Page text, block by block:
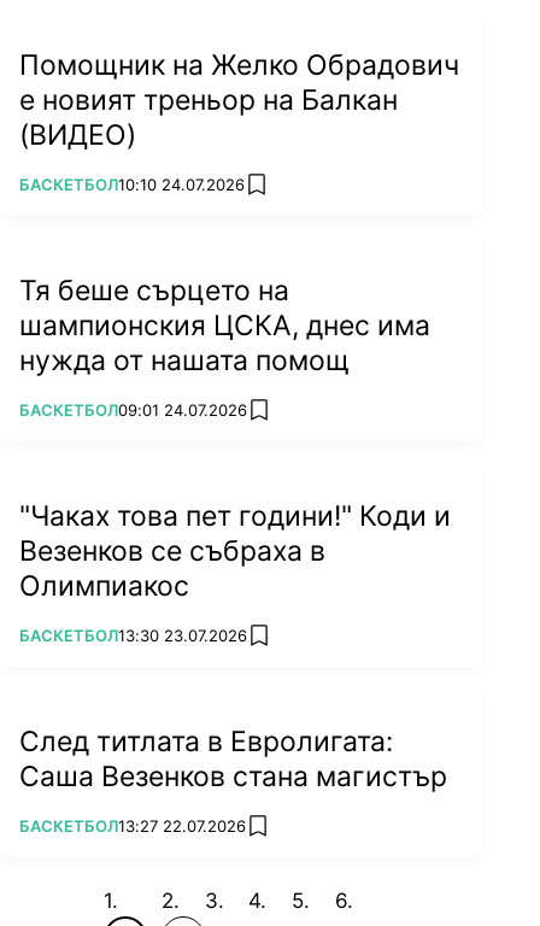
Помощник на Желко Обрадович
е новият треньор на Балкан
(ВИДЕО)
ПОВЕЧЕ ОТ
БАСКЕТБОЛ10:10 24.07.2026 add favorites
Тя беше сърцето на
шампионския ЦСКА, днес има
нужда от нашата помощ
ПОВЕЧЕ ОТ
БАСКЕТБОЛ09:01 24.07.2026 add favorites
"Чаках това пет години!" Коди и
Везенков се събраха в
Олимпиакос
ПОВЕЧЕ ОТ
БАСКЕТБОЛ13:30 23.07.2026 add favorites
След титлата в Евролигата:
Саша Везенков стана магистър
ПОВЕЧЕ ОТ
БАСКЕТБОЛ13:27 22.07.2026 add favorites